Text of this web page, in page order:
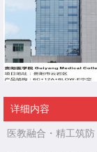
详细内容
医教融合・精工筑